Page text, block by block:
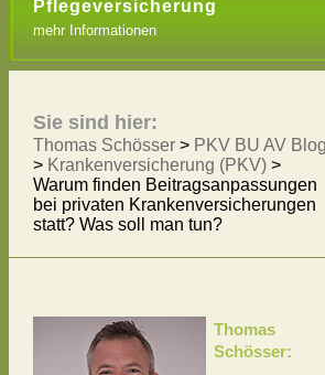
Pflegeversicherung
mehr Informationen
Sie sind hier:
Thomas Schösser > PKV BU AV Blog
> Krankenversicherung (PKV) >
Warum finden Beitragsanpassungen
bei privaten Krankenversicherungen
statt? Was soll man tun?
Thomas
Schösser: